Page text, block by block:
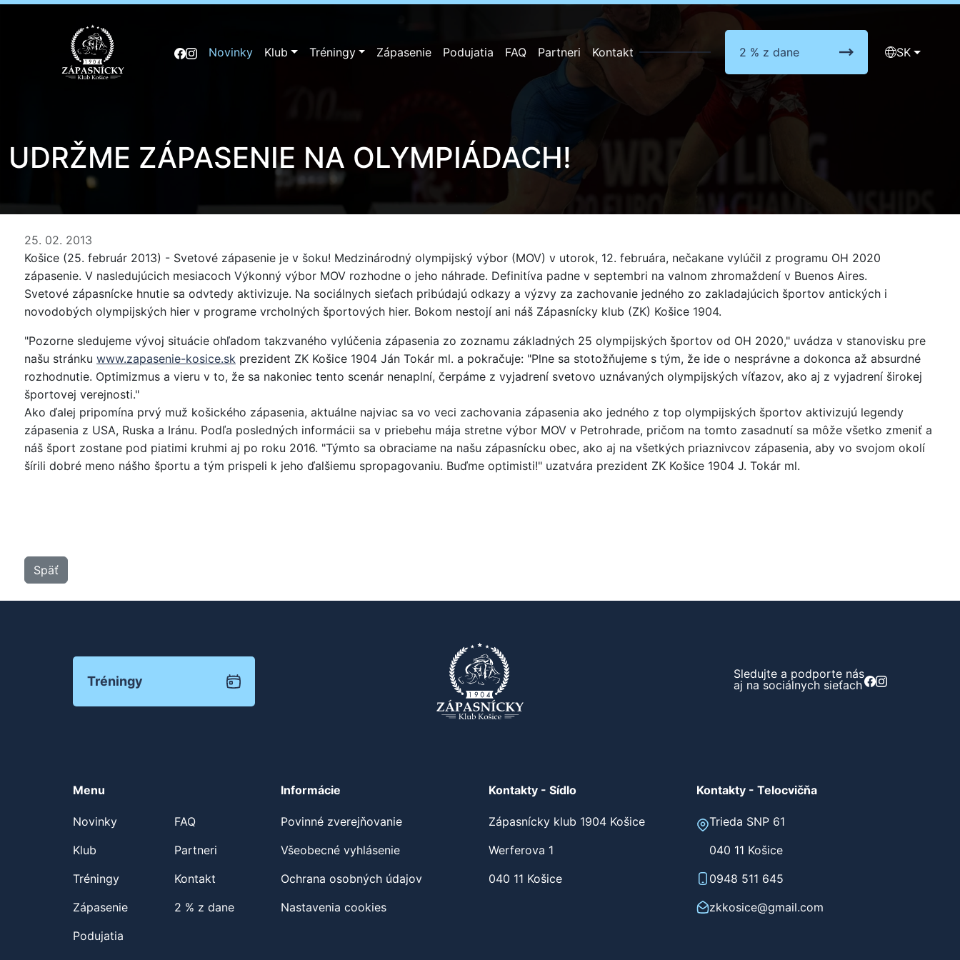
SK
Novinky Klub Tréningy Zápasenie Podujatia FAQ Partneri Kontakt 2 % z dane
UDRŽME ZÁPASENIE NA OLYMPIÁDACH!
25. 02. 2013
Košice (25. február 2013) - Svetové zápasenie je v šoku! Medzinárodný olympijský výbor (MOV) v utorok, 12. februára, nečakane vylúčil z programu OH 2020
zápasenie. V nasledujúcich mesiacoch Výkonný výbor MOV rozhodne o jeho náhrade. Definitíva padne v septembri na valnom zhromaždení v Buenos Aires.
Svetové zápasnícke hnutie sa odvtedy aktivizuje. Na sociálnych sieťach pribúdajú odkazy a výzvy za zachovanie jedného zo zakladajúcich športov antických i
novodobých olympijských hier v programe vrcholných športových hier. Bokom nestojí ani náš Zápasnícky klub (ZK) Košice 1904.
"Pozorne sledujeme vývoj situácie ohľadom takzvaného vylúčenia zápasenia zo zoznamu základných 25 olympijských športov od OH 2020," uvádza v stanovisku pre
našu stránku www.zapasenie-kosice.sk prezident ZK Košice 1904 Ján Tokár ml. a pokračuje: "Plne sa stotožňujeme s tým, že ide o nesprávne a dokonca až absurdné
rozhodnutie. Optimizmus a vieru v to, že sa nakoniec tento scenár nenaplní, čerpáme z vyjadrení svetovo uznávaných olympijských víťazov, ako aj z vyjadrení širokej
športovej verejnosti."
Ako ďalej pripomína prvý muž košického zápasenia, aktuálne najviac sa vo veci zachovania zápasenia ako jedného z top olympijských športov aktivizujú legendy
zápasenia z USA, Ruska a Iránu. Podľa posledných informácii sa v priebehu mája stretne výbor MOV v Petrohrade, pričom na tomto zasadnutí sa môže všetko zmeniť a
náš šport zostane pod piatimi kruhmi aj po roku 2016. "Týmto sa obraciame na našu zápasnícku obec, ako aj na všetkých priaznivcov zápasenia, aby vo svojom okolí
šírili dobré meno nášho športu a tým prispeli k jeho ďalšiemu spropagovaniu. Buďme optimisti!" uzatvára prezident ZK Košice 1904 J. Tokár ml.
Späť
Tréningy
Sledujte a podporte nás
aj na sociálnych sieťach
Menu
Novinky
Klub
Tréningy
Zápasenie
Podujatia
FAQ
Partneri
Kontakt
2 % z dane
Informácie
Povinné zverejňovanie
Všeobecné vyhlásenie
Ochrana osobných údajov
Nastavenia cookies
Kontakty - Sídlo
Zápasnícky klub 1904 Košice
Werferova 1
040 11 Košice
Kontakty - Telocvičňa
Trieda SNP 61
040 11 Košice
0948 511 645
zkkosice@gmail.com